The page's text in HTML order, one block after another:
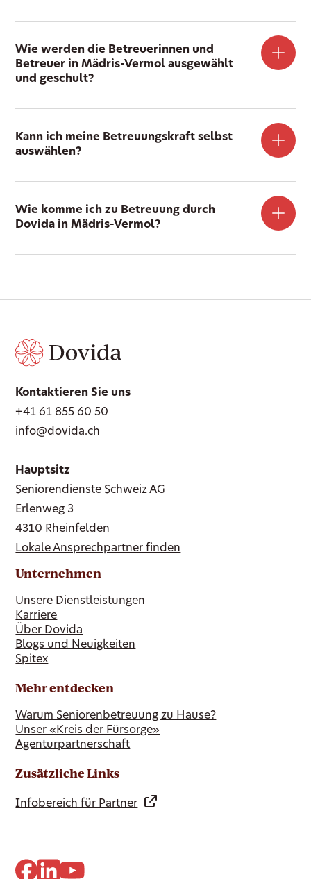
Wie werden die Betreuerinnen und
Betreuer in Mädris-Vermol ausgewählt
und geschult?
Kann ich meine Betreuungskraft selbst
auswählen?
Wie komme ich zu Betreuung durch
Dovida in Mädris-Vermol?
Kontaktieren Sie uns
+41 61 855 60 50
info@dovida.ch
Hauptsitz
Seniorendienste Schweiz AG
Erlenweg 3
4310 Rheinfelden
Lokale Ansprechpartner finden
Unternehmen
Unsere Dienstleistungen
Karriere
Über Dovida
Blogs und Neuigkeiten
Spitex
Mehr entdecken
Warum Seniorenbetreuung zu Hause?
Unser «Kreis der Fürsorge»
Agenturpartnerschaft
Zusätzliche Links
Infobereich für Partner